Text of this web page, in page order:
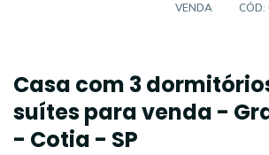
VENDA CÓD:
Casa com 3
suítes para venda -
- Cotia - SP